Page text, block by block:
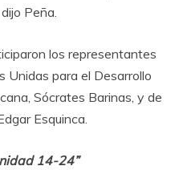
Peña.
los representantes
Unidas para el Desarrollo
Sócrates Barinas, y de
Esquinca.
14-24”